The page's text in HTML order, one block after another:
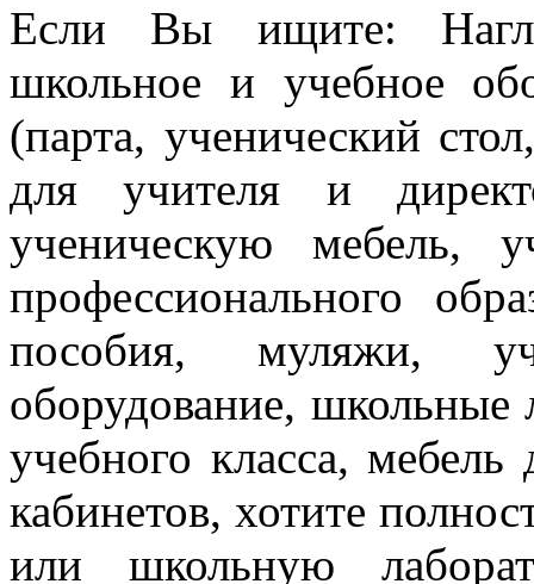
Если Вы ищите:
школьное и учебное
(парта, ученический
для учителя и
ученическую мебель,
профессионального
пособия, муляжи,
оборудование, школьные
учебного класса,
кабинетов, хотите
или школьную